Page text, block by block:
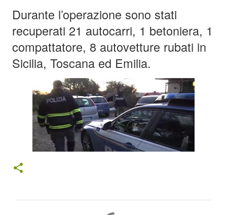
Durante l’operazione sono stati
recuperati 21 autocarri, 1 betoniera, 1
compattatore, 8 autovetture rubati in
Sicilia, Toscana ed Emilia.